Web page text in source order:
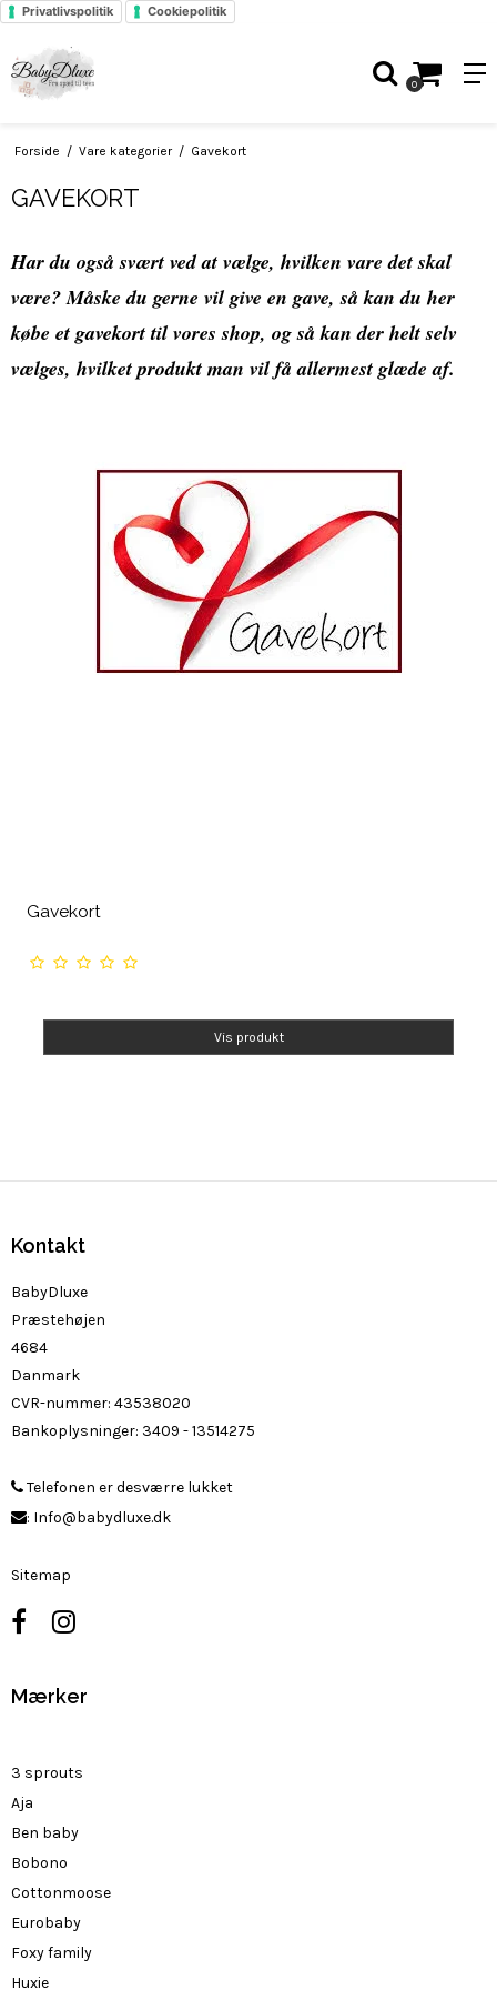
Privatlivspolitik Cookiepolitik
0
Forside / Vare kategorier / Gavekort
GAVEKORT
Har du også svært ved at vælge, hvilken vare det skal
være? Måske du gerne vil give en gave, så kan du her
købe et gavekort til vores shop, og så kan der helt selv
vælges, hvilket produkt man vil få allermest glæde af.
Gavekort
Vis produkt
Kontakt
BabyDluxe
Præstehøjen
4684
Danmark
CVR-nummer: 43538020
Bankoplysninger: 3409 - 13514275
Telefonen er desværre lukket
: Info@babydluxe.dk
Sitemap
Mærker
3 sprouts
Aja
Ben baby
Bobono
Cottonmoose
Eurobaby
Foxy family
Huxie